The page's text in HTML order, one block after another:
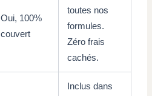
Oui, 100%
couvert
toutes nos
formules.
Zéro frais
cachés.
Inclus dans